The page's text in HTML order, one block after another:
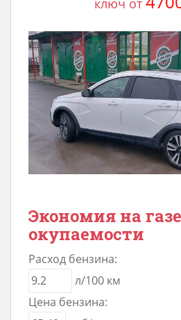
ключ от
Экономия на
окупаемости
Расход бензина:
л/100 км
Цена бензина: